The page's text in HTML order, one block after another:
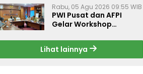
Perkuat Persatuan
Rabu, 05 Agu 2026 09:55 WIB
PWI Pusat dan AFPI
Gelar Workshop
Inklusi Keuangan, dan
Perlindungan Publik
Lihat lainnya